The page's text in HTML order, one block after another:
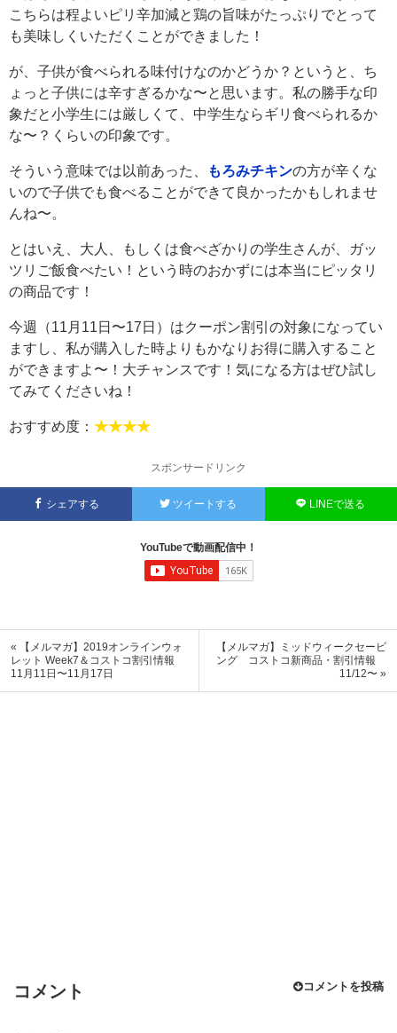
こちらは程よいピリ辛加減と鶏の旨味がたっぷりでとって
も美味しくいただくことができました！
が、子供が食べられる味付けなのかどうか？というと、ち
ょっと子供には辛すぎるかな〜と思います。私の勝手な印
象だと小学生には厳しくて、中学生ならギリ食べられるか
な〜？くらいの印象です。
そういう意味では以前あった、 もろみチキンの方が辛くな
いので子供でも食べることができて良かったかもしれませ
んね〜。
とはいえ、大人、もしくは食べざかりの学生さんが、ガッ
ツリご飯食べたい！という時のおかずには本当にピッタリ
の商品です！
今週（11月11日〜17日）はクーポン割引の対象になってい
ますし、私が購入した時よりもかなりお得に購入すること
ができますよ〜！大チャンスです！気になる方はぜひ試し
てみてくださいね！
おすすめ度： ★★★★
スポンサードリンク
シェアする ツイートする LINEで送る
YouTubeで動画配信中！
« 【メルマガ】2019オンラインウォ
レット Week7＆コストコ割引情報
11月11日〜11月17日
【メルマガ】ミッドウィークセービ
ング コストコ新商品・割引情報
11/12〜 »
コメント コメントを投稿